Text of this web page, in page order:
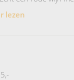
met een goede
warme
lezen